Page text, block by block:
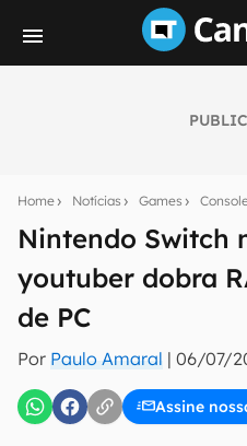
Home Notícias Games
Nintendo Switch
youtuber dobra
de PC
Por Paulo Amaral | 06/07/
Assine
notícias e reviews sobre
mão.
E-mail